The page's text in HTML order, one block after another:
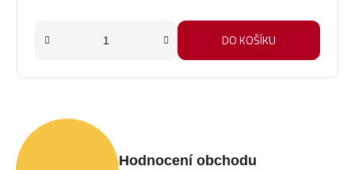
DO KOŠÍKU
Hodnocení obchodu